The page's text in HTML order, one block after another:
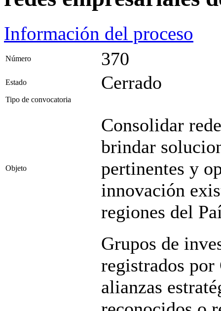
Información del proceso
Número 370
Estado Cerrado
Tipo de convocatoria
Objeto
Consolidar
brindar
pertinentes y
innovación
regiones del
Grupos de
registrados por
alianzas